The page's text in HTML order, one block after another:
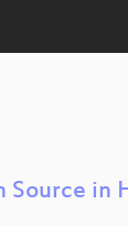
Source